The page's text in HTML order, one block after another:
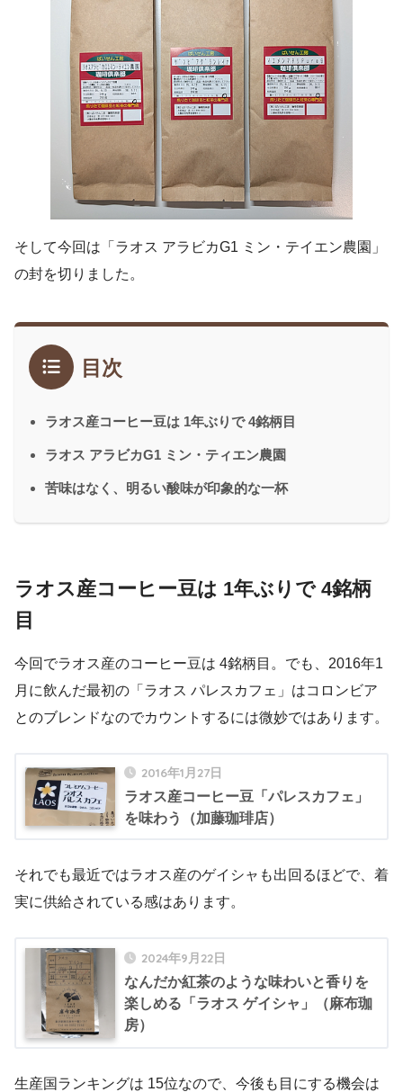
そして今回は「ラオス アラビカG1 ミン・テイエン農園」
の封を切りました。
目次
ラオス産コーヒー豆は 1年ぶりで 4銘柄目
ラオス アラビカG1 ミン・ティエン農園
苦味はなく、明るい酸味が印象的な一杯
ラオス産コーヒー豆は 1年ぶりで 4銘柄
目
今回でラオス産のコーヒー豆は 4銘柄目。でも、2016年1
月に飲んだ最初の「ラオス パレスカフェ」はコロンビア
とのブレンドなのでカウントするには微妙ではあります。
2016年1月27日
ラオス産コーヒー豆「パレスカフェ」
を味わう（加藤珈琲店）
それでも最近ではラオス産のゲイシャも出回るほどで、着
実に供給されている感はあります。
2024年9月22日
なんだか紅茶のような味わいと香りを
楽しめる「ラオス ゲイシャ」（麻布珈
房）
生産国ランキングは 15位なので、今後も目にする機会は